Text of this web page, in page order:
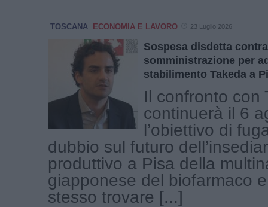
TOSCANA ECONOMIA E LAVORO 23 Luglio 2026
Sospesa disdetta
somministrazione per
stabilimento Takeda a
Il confronto con
continuerà il 6
l’obiettivo di
dubbio sul futuro
produttivo a Pisa della
giapponese del biofarmaco
stesso trovare [...]